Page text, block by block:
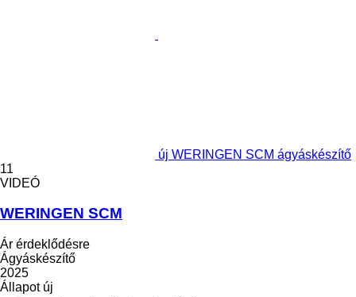
új WERINGEN SCM ágyáskészítő
11
VIDEÓ
WERINGEN SCM
Ár érdeklődésre
Ágyáskészítő
2025
Állapotúj